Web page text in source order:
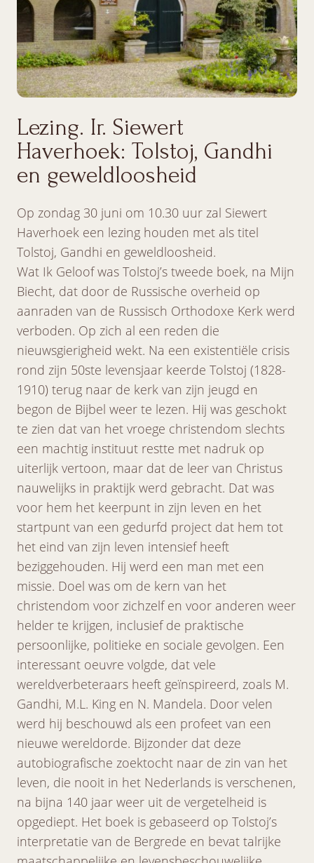
Lezing. Ir. Siewert
Haverhoek: Tolstoj, Gandhi
en geweldloosheid
Op zondag 30 juni om 10.30 uur zal Siewert
Haverhoek een lezing houden met als titel
Tolstoj, Gandhi en geweldloosheid.
Wat Ik Geloof was Tolstoj’s tweede boek, na Mijn
Biecht, dat door de Russische overheid op
aanraden van de Russisch Orthodoxe Kerk werd
verboden. Op zich al een reden die
nieuwsgierigheid wekt. Na een existentiële crisis
rond zijn 50ste levensjaar keerde Tolstoj (1828-
1910) terug naar de kerk van zijn jeugd en
begon de Bijbel weer te lezen. Hij was geschokt
te zien dat van het vroege christendom slechts
een machtig instituut restte met nadruk op
uiterlijk vertoon, maar dat de leer van Christus
nauwelijks in praktijk werd gebracht. Dat was
voor hem het keerpunt in zijn leven en het
startpunt van een gedurfd project dat hem tot
het eind van zijn leven intensief heeft
beziggehouden. Hij werd een man met een
missie. Doel was om de kern van het
christendom voor zichzelf en voor anderen weer
helder te krijgen, inclusief de praktische
persoonlijke, politieke en sociale gevolgen. Een
interessant oeuvre volgde, dat vele
wereldverbeteraars heeft geïnspireerd, zoals M.
Gandhi, M.L. King en N. Mandela. Door velen
werd hij beschouwd als een profeet van een
nieuwe wereldorde. Bijzonder dat deze
autobiografische zoektocht naar de zin van het
leven, die nooit in het Nederlands is verschenen,
na bijna 140 jaar weer uit de vergetelheid is
opgediept. Het boek is gebaseerd op Tolstoj’s
interpretatie van de Bergrede en bevat talrijke